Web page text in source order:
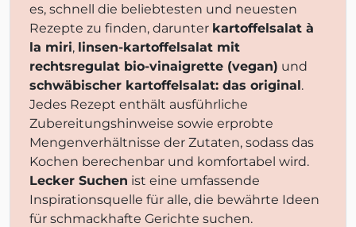
es, schnell die beliebtesten und neuesten
Rezepte zu finden, darunter kartoffelsalat à
la miri, linsen-kartoffelsalat mit
rechtsregulat bio-vinaigrette (vegan) und
schwäbischer kartoffelsalat: das original.
Jedes Rezept enthält ausführliche
Zubereitungshinweise sowie erprobte
Mengenverhältnisse der Zutaten, sodass das
Kochen berechenbar und komfortabel wird.
Lecker Suchen ist eine umfassende
Inspirationsquelle für alle, die bewährte Ideen
für schmackhafte Gerichte suchen.